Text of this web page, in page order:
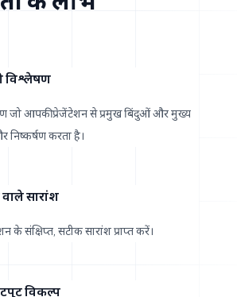
विश्लेषण
जो आपकी प्रेजेंटेशन से प्रमुख बिंदुओं और मुख्य
निष्कर्षण करता है।
सारांश
के संक्षिप्त, सटीक सारांश प्राप्त करें।
विकल्प